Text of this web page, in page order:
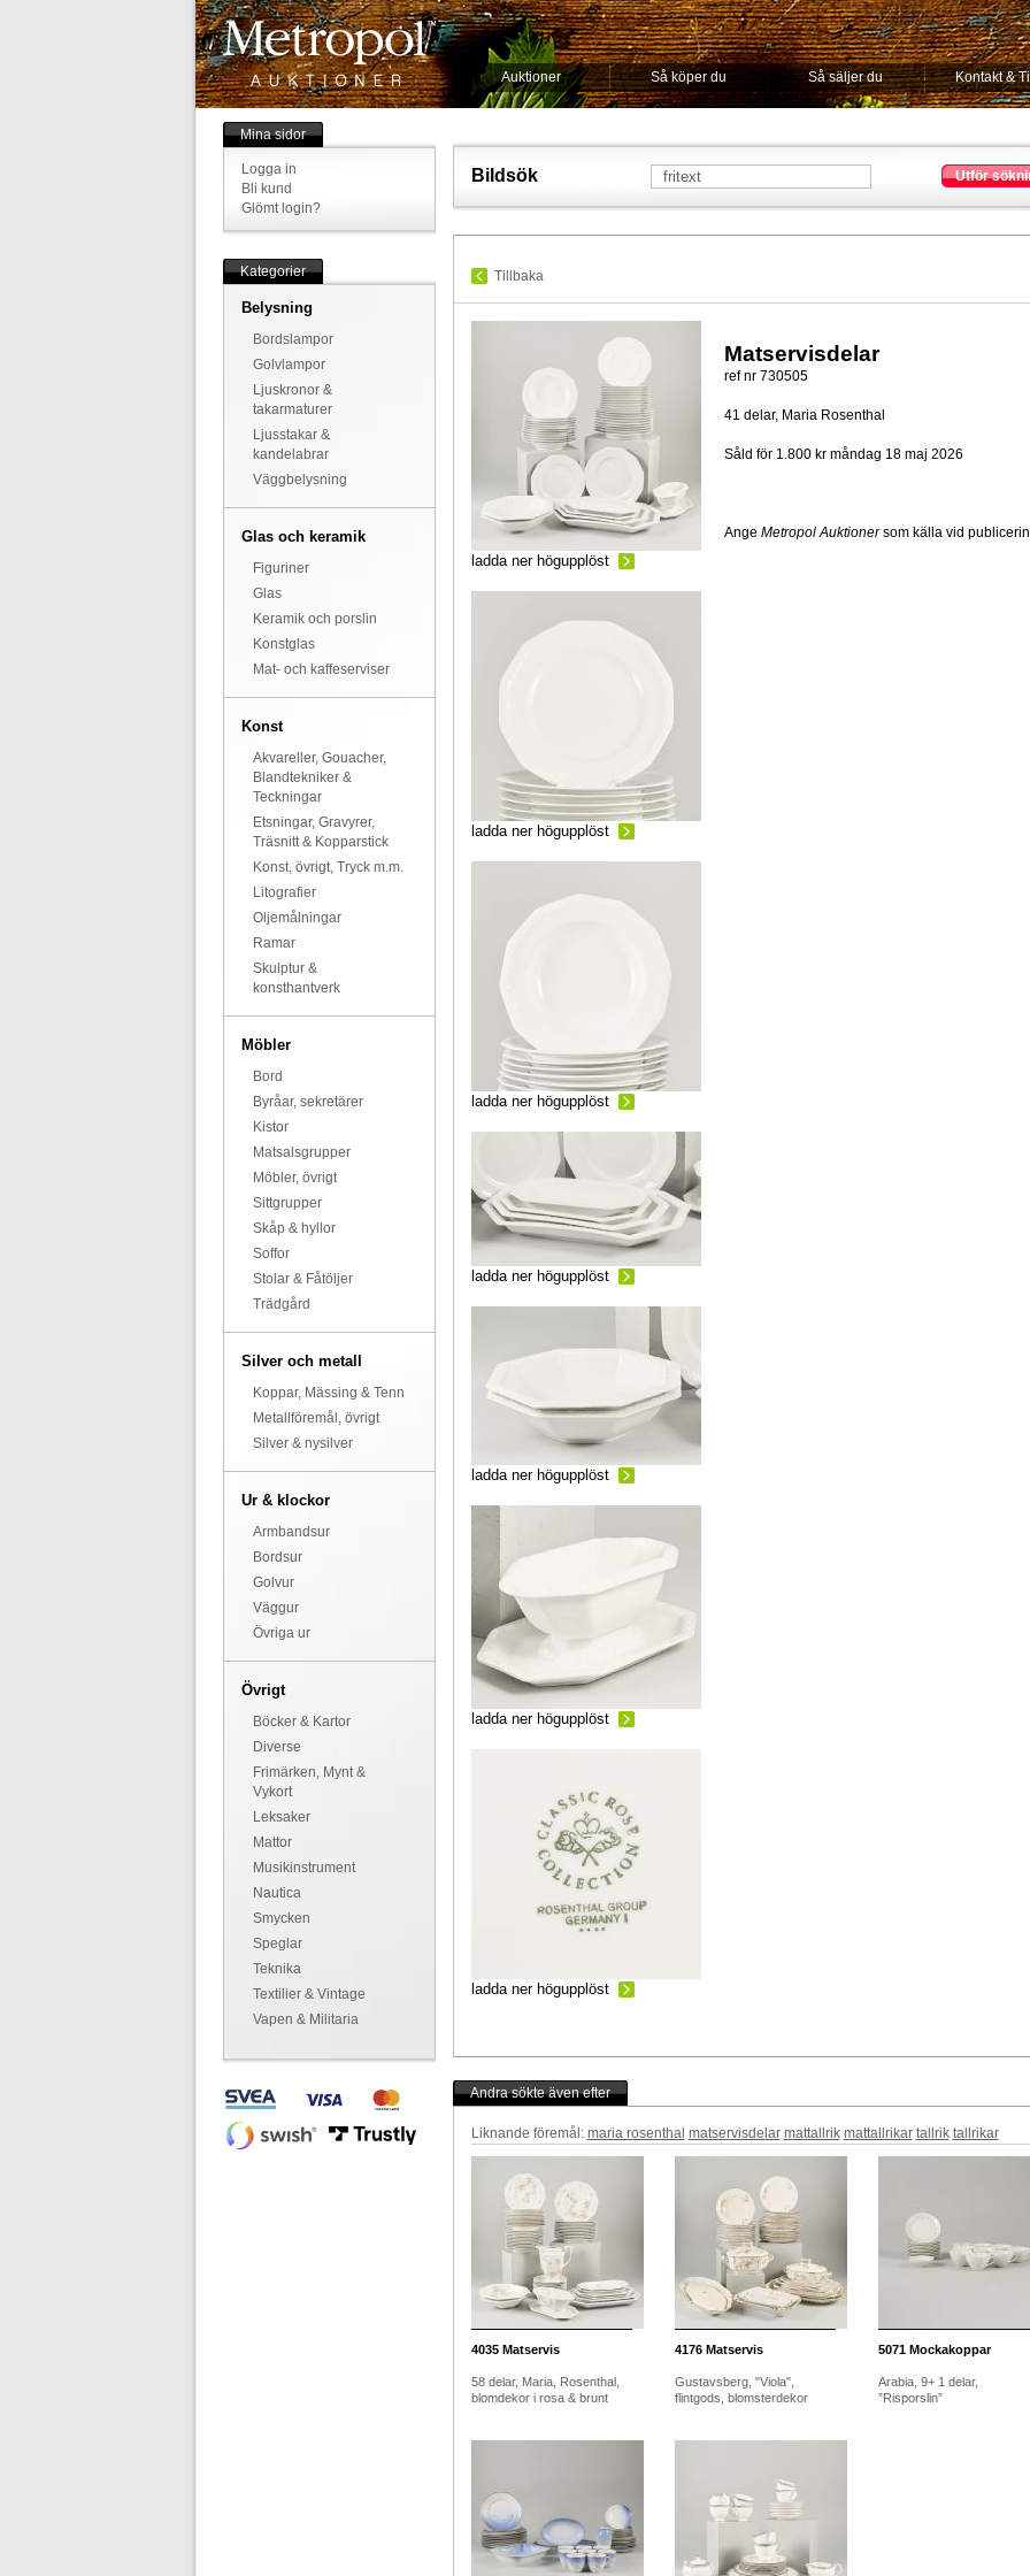
Auktioner Så köper du Så säljer du Kontakt &
Mina sidor
Logga in
Bli kund
Glömt login?
Kategorier
Belysning
Bordslampor
Golvlampor
Ljuskronor &
takarmaturer
Ljusstakar &
kandelabrar
Väggbelysning
Glas och keramik
Figuriner
Glas
Keramik och porslin
Konstglas
Mat- och kaffeserviser
Konst
Akvareller, Gouacher,
Blandtekniker &
Teckningar
Etsningar, Gravyrer,
Träsnitt & Kopparstick
Konst, övrigt, Tryck m.m.
Litografier
Oljemålningar
Ramar
Skulptur &
konsthantverk
Möbler
Bord
Byråar, sekretärer
Kistor
Matsalsgrupper
Möbler, övrigt
Sittgrupper
Skåp & hyllor
Soffor
Stolar & Fåtöljer
Trädgård
Silver och metall
Koppar, Mässing & Tenn
Metallföremål, övrigt
Silver & nysilver
Ur & klockor
Armbandsur
Bordsur
Golvur
Väggur
Övriga ur
Övrigt
Böcker & Kartor
Diverse
Frimärken, Mynt &
Vykort
Leksaker
Mattor
Musikinstrument
Nautica
Smycken
Speglar
Teknika
Textilier & Vintage
Vapen & Militaria
Bildsök Utför
Tillbaka
ladda ner högupplöst
ladda ner högupplöst
ladda ner högupplöst
ladda ner högupplöst
ladda ner högupplöst
ladda ner högupplöst
ladda ner högupplöst
Matservisdelar
ref nr 730505
41 delar, Maria Rosenthal
Såld för 1.800 krmåndag 18 maj 2026
Ange Metropol Auktionersom källa vid
Andra sökte även efter
Liknande föremål: maria rosenthal matservisdelar mattallrik mattallrikar tallrik tallrikar
4035Matservis
58 delar, Maria, Rosenthal,
blomdekor i rosa & brunt
4176Matservis
Gustavsberg, "Viola",
flintgods, blomsterdekor
5071Mockakoppar
Arabia, 9+ 1 delar,
”Risporslin”